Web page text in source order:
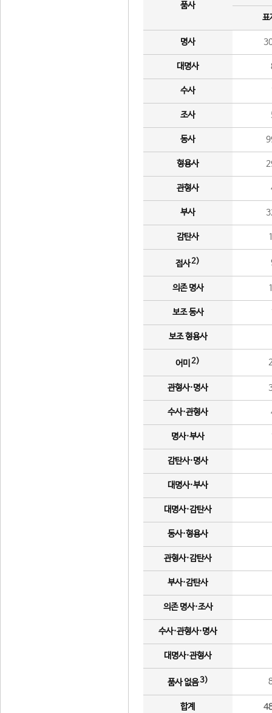
품사
표
명사
대명사
수사
조사
동사
형용사
관형사
부사
감탄사
접사2)
의존 명사
보조 동사
보조 형용사
어미 2)
관형사·명사
수사·관형사
명사·부사
감탄사·명사
대명사·부사
대명사·감탄사
동사·형용사
관형사·감탄사
부사·감탄사
의존 명사·조사
수사·관형사·명사
대명사·관형사
품사 없음3)
합계